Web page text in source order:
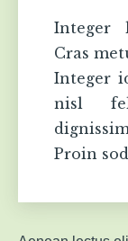
Integer
Cras
Integer
nisl
Proin